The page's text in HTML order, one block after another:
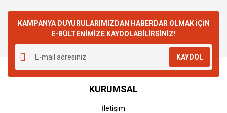
KAMPANYA DUYURULARIMIZDAN HABERDAR OLMAK İÇİN
E-BÜLTENİMİZE KAYDOLABİLİRSİNİZ!
KAYDOL
KURUMSAL
İletişim